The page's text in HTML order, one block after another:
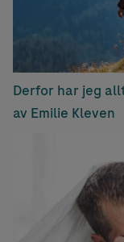
Derfor har jeg
av Emilie Kleven